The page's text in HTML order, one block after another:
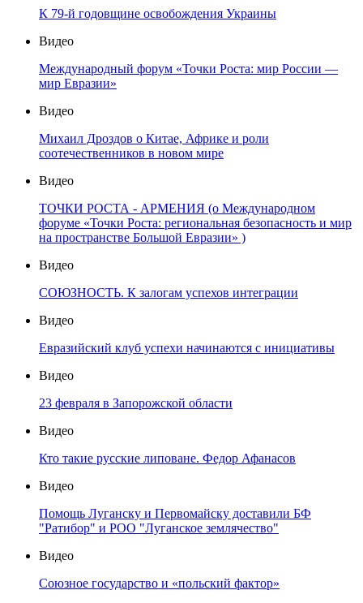
К 79-й годовщине освобождения Украины
Видео
Международный форум «Точки Роста: мир России —
мир Евразии»
Видео
Михаил Дроздов о Китае, Африке и роли
соотечественников в новом мире
Видео
ТОЧКИ РОСТА - АРМЕНИЯ (о Международном
форуме «Точки Роста: региональная безопасность и мир
на пространстве Большой Евразии» )
Видео
СОЮЗНОСТЬ. К залогам успехов интеграции
Видео
Евразийский клуб успехи начинаются с инициативы
Видео
23 февраля в Запорожской области
Видео
Кто такие русские липоване. Федор Афанасов
Видео
Помощь Луганску и Первомайску доставили БФ
"Ратибор" и РОО "Луганское землячество"
Видео
Союзное государство и «польский фактор»